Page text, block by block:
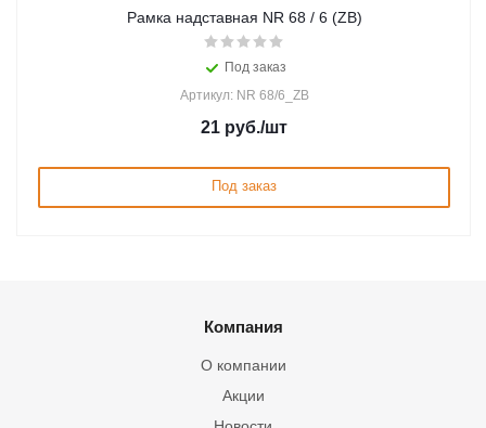
Рамка надставная NR 68 / 6 (ZB)
Под заказ
Артикул: NR 68/6_ZB
21 руб./шт
Под заказ
Компания
О компании
Акции